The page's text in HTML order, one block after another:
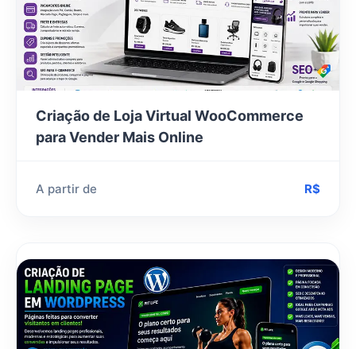
Criação de Loja Virtual WooCommerce
para Vender Mais Online
A partir de R$